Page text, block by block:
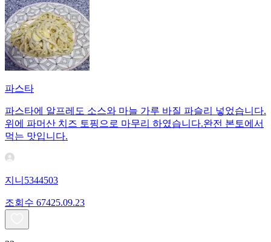
파스타
파스타에 알프레도 소스와 마늘 가루 바질 파슬리 넣었습니다.
위에 파머산 치즈 토핑으로 마무리 하였습니다.완전 본토에서
먹는 맛입니다.
지니5344503
조회수 67425.09.23